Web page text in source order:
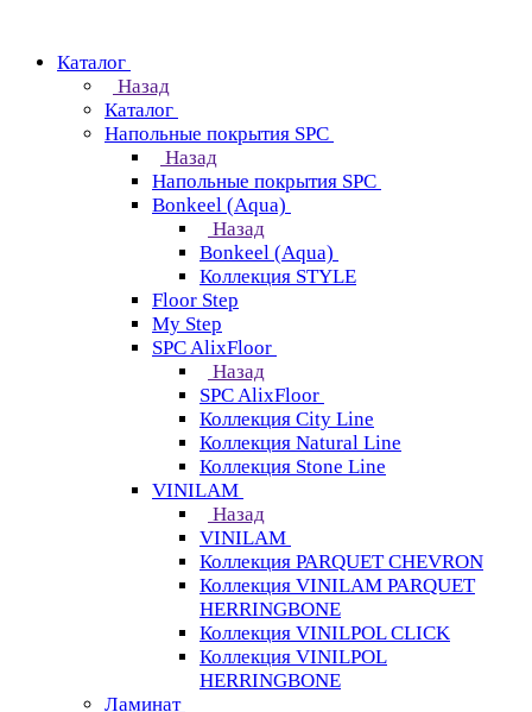
Каталог
Назад
Каталог
Напольные покрытия SPC
Назад
Напольные покрытия SPC
Bonkeel (Aqua)
Назад
Bonkeel (Aqua)
Коллекция STYLE
Floor Step
My Step
SPC AlixFloor
Назад
SPC AlixFloor
Коллекция City Line
Коллекция Natural Line
Коллекция Stone Line
VINILAM
Назад
VINILAM
Коллекция PARQUET CHEVRON
Коллекция VINILAM PARQUET
HERRINGBONE
Коллекция VINILPOL CLICK
Коллекция VINILPOL
HERRINGBONE
Ламинат